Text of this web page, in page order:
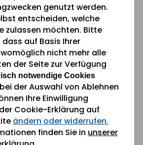
genutzt werden.
entscheiden, welche
zulassen möchten. Bitte
auf Basis Ihrer
nicht mehr alle
der Seite zur Verfügung
notwendige Cookies
der Auswahl von Ablehnen
Ihre Einwilligung
Cookie-Erklärung auf
ändern oder widerrufen.
finden Sie in unserer
gerade hier:Aktuelles
ahoi! – Anno-
im SeniorenZentrum